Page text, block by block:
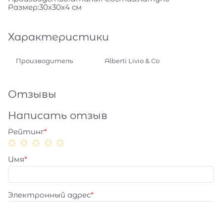
Размер:30x30x4 см
Характеристики
Производитель Alberti Livio & Co
Отзывы
Написать отзыв
Рейтинг
Имя
Электронный адрес